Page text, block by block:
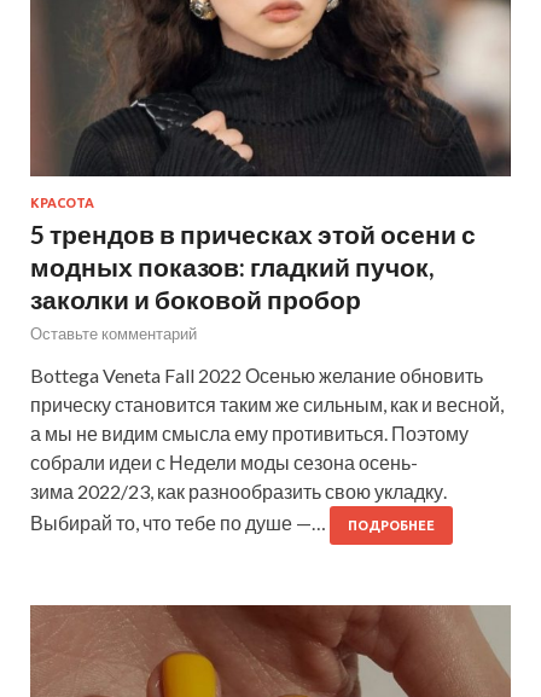
КРАСОТА
5 трендов в прическах этой осени с
модных показов: гладкий пучок,
заколки и боковой пробор
Оставьте комментарий
Bottega Veneta Fall 2022 Осенью желание обновить
прическу становится таким же сильным, как и весной,
а мы не видим смысла ему противиться. Поэтому
собрали идеи с Недели моды сезона осень-
зима 2022/23, как разнообразить свою укладку.
Выбирай то, что тебе по душе —…
ПОДРОБНЕЕ